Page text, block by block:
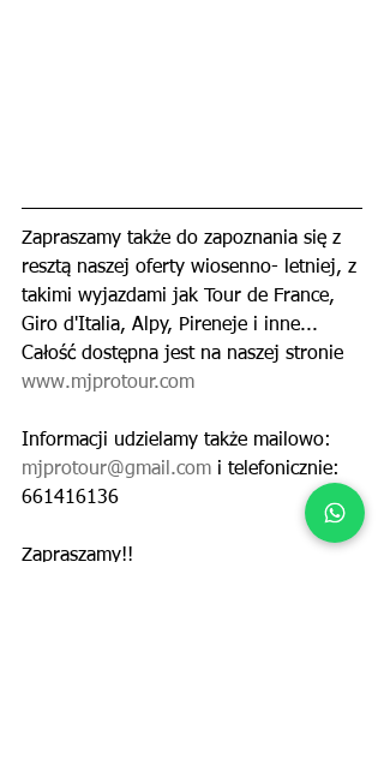
Zapraszamy także do zapoznania się z
resztą naszej oferty wiosenno- letniej, z
takimi wyjazdami jak Tour de France,
Giro d'Italia, Alpy, Pireneje i inne...
Całość dostępna jest na naszej stronie
www.mjprotour.com
Informacji udzielamy także mailowo:
mjprotour@gmail.com i telefonicznie:
661416136
Zapraszamy!!